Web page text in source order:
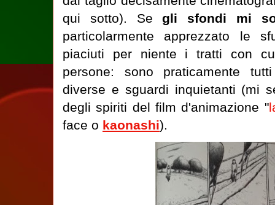
qui sotto). Segli sfondi mi
particolarmente apprezzato le
piaciuti per niente i tratti con
persone: sono praticamente
diverse e sguardi inquietanti (mi
degli spiriti del film d'animazione "
face o kaonashi).